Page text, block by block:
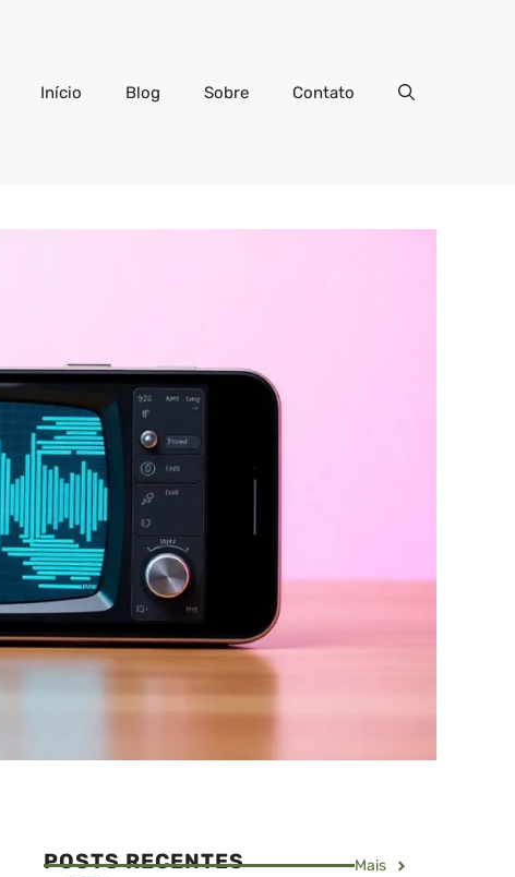
Início Blog Sobre Contato
POSTS RECENTES Mais